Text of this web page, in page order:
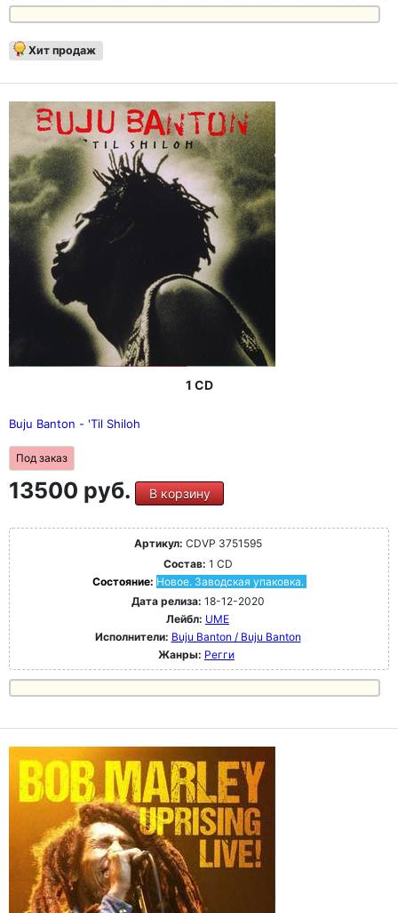
Хит продаж
1 CD
Buju Banton - 'Til Shiloh
Под заказ
13500 руб. В корзину
Артикул: CDVP 3751595
Состав: 1 CD
Состояние: Новое. Заводская упаковка.
Дата релиза: 18-12-2020
Лейбл: UME
Исполнители: Buju Banton / Buju Banton
Жанры: Регги